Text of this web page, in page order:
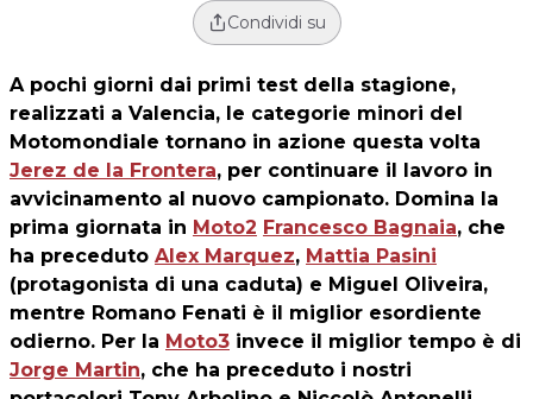
Condividi su
A pochi giorni dai primi test della stagione,
realizzati a Valencia, le categorie minori del
Motomondiale tornano in azione questa volta
Jerez de la Frontera, per continuare il lavoro in
avvicinamento al nuovo campionato. Domina la
prima giornata in Moto2 Francesco Bagnaia, che
ha preceduto Alex Marquez, Mattia Pasini
(protagonista di una caduta) e Miguel Oliveira,
mentre Romano Fenati è il miglior esordiente
odierno. Per la Moto3 invece il miglior tempo è di
Jorge Martin, che ha preceduto i nostri